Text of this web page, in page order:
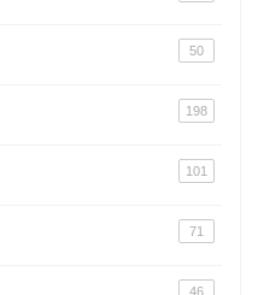
50
198
101
71
46